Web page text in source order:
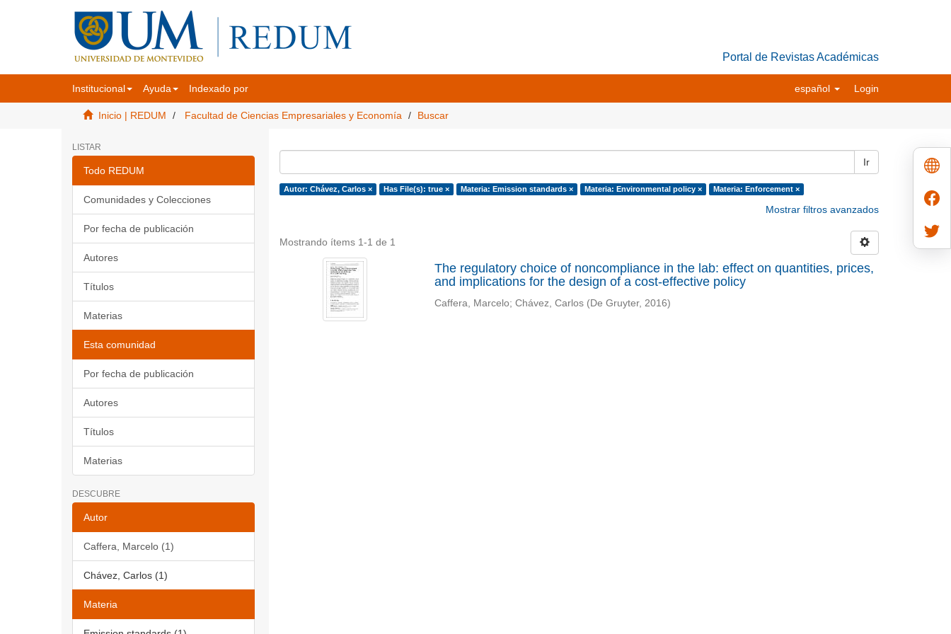
Portal de Revistas Académicas
Institucional Ayuda Indexado por español Login
Inicio | REDUM Facultad de Ciencias Empresariales y Economía Buscar
LISTAR
Todo REDUM
Comunidades y Colecciones
Por fecha de publicación
Autores
Títulos
Materias
Esta comunidad
Por fecha de publicación
Autores
Títulos
Materias
DESCUBRE
Autor
Caffera, Marcelo (1)
Chávez, Carlos (1)
Materia
Ir
Autor: Chávez, Carlos × Has File(s): true × Materia: Emission standards × Materia: Environmental policy × Materia: Enforcement ×
Mostrar filtros avanzados
Mostrando ítems 1-1 de 1
The regulatory choice of noncompliance in the lab: effect on quantities, prices,
and implications for the design of a cost-effective policy
Caffera, Marcelo; Chávez, Carlos (De Gruyter, 2016)